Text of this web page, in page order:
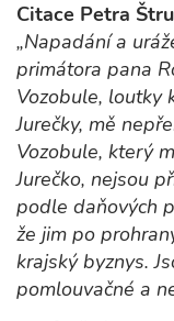
Citace Petra
„Napadání a
primátora pana
Vozobule, loutky
Jurečky, mě
Vozobule, který
Jurečko, nejsou
podle daňových
že jim po
krajský byznys.
pomlouvačné a